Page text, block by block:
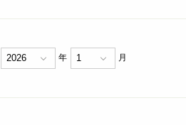
年 月